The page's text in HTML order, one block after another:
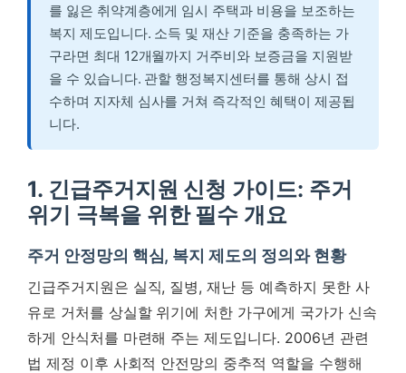
를 잃은 취약계층에게 임시 주택과 비용을 보조하는
복지 제도입니다. 소득 및 재산 기준을 충족하는 가
구라면 최대 12개월까지 거주비와 보증금을 지원받
을 수 있습니다. 관할 행정복지센터를 통해 상시 접
수하며 지자체 심사를 거쳐 즉각적인 혜택이 제공됩
니다.
1. 긴급주거지원 신청 가이드: 주거
위기 극복을 위한 필수 개요
주거 안정망의 핵심, 복지 제도의 정의와 현황
긴급주거지원은 실직, 질병, 재난 등 예측하지 못한 사
유로 거처를 상실할 위기에 처한 가구에게 국가가 신속
하게 안식처를 마련해 주는 제도입니다. 2006년 관련
법 제정 이후 사회적 안전망의 중추적 역할을 수행해